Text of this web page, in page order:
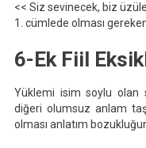
<< Siz sevinecek, biz
1. cümlede olması
6-Ek Fiil
Yüklemi isim soylu olan
diğeri olumsuz anlam
olması anlatım